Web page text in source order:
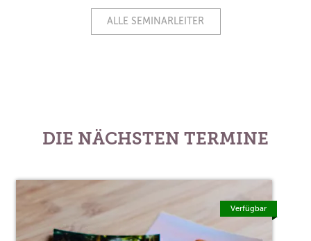
ALLE SEMINARLEITER
DIE NÄCHSTEN TERMINE
Verfügbar